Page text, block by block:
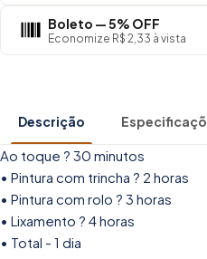
Boleto — 5% OFF
Economize R$ 2,33 à vista
Descrição
Ao toque ? 30 minutos
• Pintura com trincha ? 2 horas
• Pintura com rolo ? 3 horas
• Lixamento ? 4 horas
• Total - 1 dia